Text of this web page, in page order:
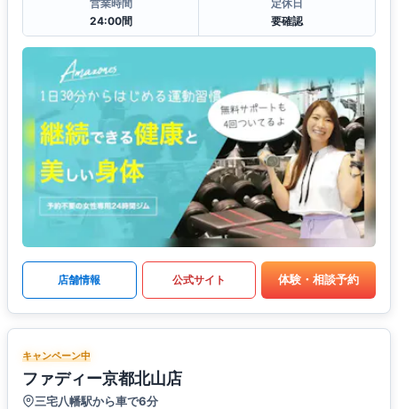
営業時間
24:00間
定休日
要確認
店舗情報 公式サイト 体験・相談予約
キャンペーン中
ファディー京都北山店
三宅八幡駅から車で6分